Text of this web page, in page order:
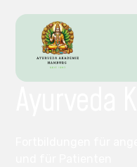
Home Akademie |